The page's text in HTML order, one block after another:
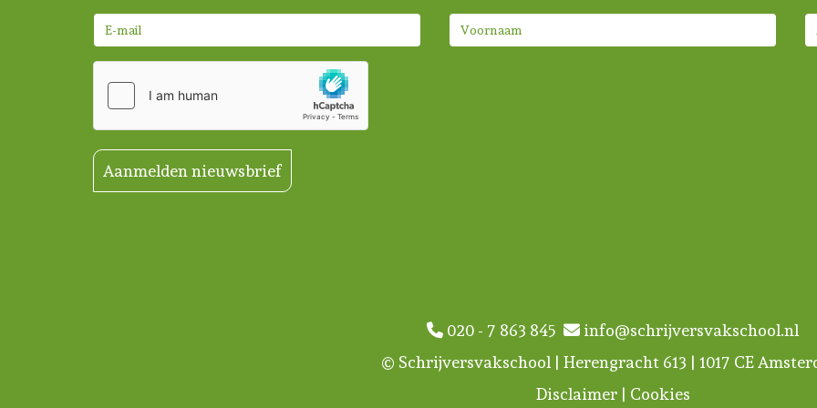
Aanmelden nieuwsbrief
020 - 7 863 845
info@schrijversvakschool.nl
© Schrijversvakschool | Herengracht 613 | 1017 CE
Disclaimer| Cookies